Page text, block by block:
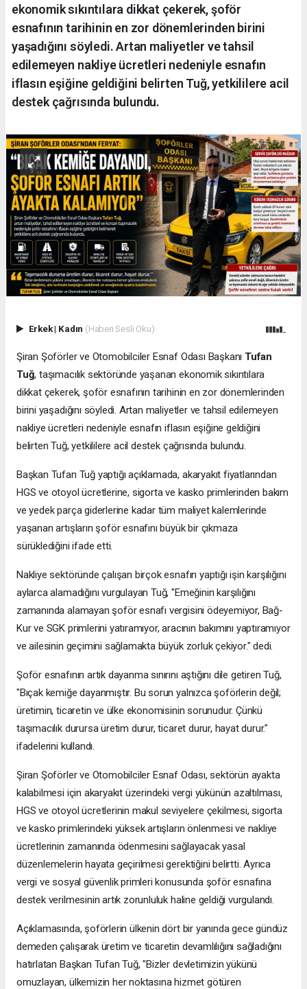
ekonomik sıkıntılara dikkat çekerek, şoför
esnafının tarihinin en zor dönemlerinden birini
yaşadığını söyledi. Artan maliyetler ve tahsil
edilemeyen nakliye ücretleri nedeniyle esnafın
iflasın eşiğine geldiğini belirten Tuğ, yetkililere acil
destek çağrısında bulundu.
Erkek| Kadın (Haberi Sesli Oku)
Şiran Şoförler ve Otomobilciler Esnaf Odası Başkanı Tufan
Tuğ, taşımacılık sektöründe yaşanan ekonomik sıkıntılara
dikkat çekerek, şoför esnafının tarihinin en zor dönemlerinden
birini yaşadığını söyledi. Artan maliyetler ve tahsil edilemeyen
nakliye ücretleri nedeniyle esnafın iflasın eşiğine geldiğini
belirten Tuğ, yetkililere acil destek çağrısında bulundu.
Başkan Tufan Tuğ yaptığı açıklamada, akaryakıt fiyatlarından
HGS ve otoyol ücretlerine, sigorta ve kasko primlerinden bakım
ve yedek parça giderlerine kadar tüm maliyet kalemlerinde
yaşanan artışların şoför esnafını büyük bir çıkmaza
sürüklediğini ifade etti.
Nakliye sektöründe çalışan birçok esnafın yaptığı işin karşılığını
aylarca alamadığını vurgulayan Tuğ, "Emeğinin karşılığını
zamanında alamayan şoför esnafı vergisini ödeyemiyor, Bağ-
Kur ve SGK primlerini yatıramıyor, aracının bakımını yaptıramıyor
ve ailesinin geçimini sağlamakta büyük zorluk çekiyor." dedi.
Şoför esnafının artık dayanma sınırını aştığını dile getiren Tuğ,
"Bıçak kemiğe dayanmıştır. Bu sorun yalnızca şoförlerin değil;
üretimin, ticaretin ve ülke ekonomisinin sorunudur. Çünkü
taşımacılık durursa üretim durur, ticaret durur, hayat durur."
ifadelerini kullandı.
Şiran Şoförler ve Otomobilciler Esnaf Odası, sektörün ayakta
kalabilmesi için akaryakıt üzerindeki vergi yükünün azaltılması,
HGS ve otoyol ücretlerinin makul seviyelere çekilmesi, sigorta
ve kasko primlerindeki yüksek artışların önlenmesi ve nakliye
ücretlerinin zamanında ödenmesini sağlayacak yasal
düzenlemelerin hayata geçirilmesi gerektiğini belirtti. Ayrıca
vergi ve sosyal güvenlik primleri konusunda şoför esnafına
destek verilmesinin artık zorunluluk haline geldiği vurgulandı.
Açıklamasında, şoförlerin ülkenin dört bir yanında gece gündüz
demeden çalışarak üretim ve ticaretin devamlılığını sağladığını
hatırlatan Başkan Tufan Tuğ, "Bizler devletimizin yükünü
omuzlayan, ülkemizin her noktasına hizmet götüren